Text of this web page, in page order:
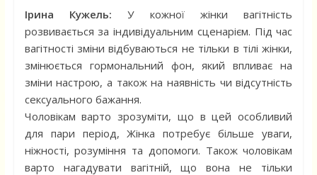
Ірина Кужель:У кожної жінки вагітність
розвивається за індивідуальним сценарієм. Під час
вагітності зміни відбуваються не тільки в тілі жінки,
змінюється гормональний фон, який впливає на
зміни настрою, а також на наявність чи відсутність
сексуального бажання.
Чоловікам варто зрозуміти, що в цей особливий
для пари період, Жінка потребує більше уваги,
ніжності, розуміння та допомоги. Також чоловікам
варто нагадувати вагітній, що вона не тільки